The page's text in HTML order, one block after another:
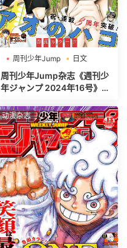
周刊少年Jump
日文
週刊少年ジャンプ
周刊少年Jump杂志《週刊少
年ジャンプ 2024年16号》高
动漫杂志